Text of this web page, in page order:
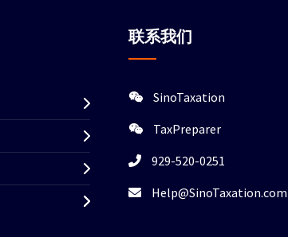
联系我们
SinoTaxation
TaxPreparer
929-520-0251
Help@SinoTaxation.com